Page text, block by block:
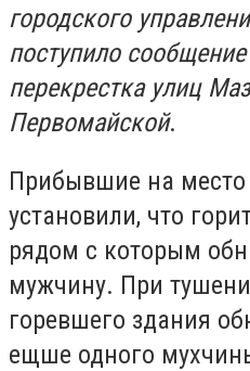
городского
поступило
перекрестка улиц
Первомайской.
Прибывшие на место
установили, что
рядом с которым
мужчину. При
горевшего здания
ещше одного